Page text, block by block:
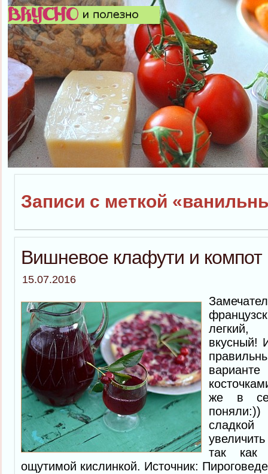
Записи с меткой
Вишневое клафути и
15.07.2016
вкусный!
же в
сладкой
так как
ощутимой кислинкой. Источник: